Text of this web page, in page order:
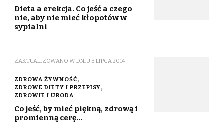
Dieta a erekcja. Co jeść a czego
nie, aby nie mieć kłopotów w
sypialni
ZAKTUALIZOWANO W DNIU 3 LIPCA 2014
ZDROWA ŻYWNOŚĆ
ZDROWE DIETY I PRZEPISY
ZDROWIE I URODA
Co jeść, by mieć piękną, zdrową i
promienną cerę…